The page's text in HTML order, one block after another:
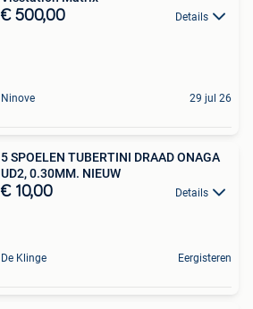
€ 500,00 Details
Ninove 29 jul 26
5 SPOELEN TUBERTINI DRAAD ONAGA
UD2, 0.30MM. NIEUW
€ 10,00 Details
De Klinge Eergisteren